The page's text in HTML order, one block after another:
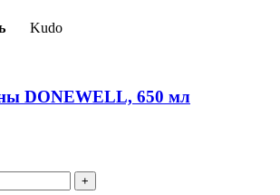
Kudo
DONEWELL, 650 мл